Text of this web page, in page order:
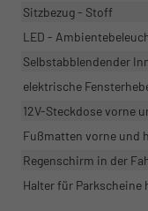
Sitzbezug - Stoff
LED -
Selbstabblendender
elektrische
12V-Steckdose vorne
Fußmatten vorne und
Regenschirm in der
Halter für